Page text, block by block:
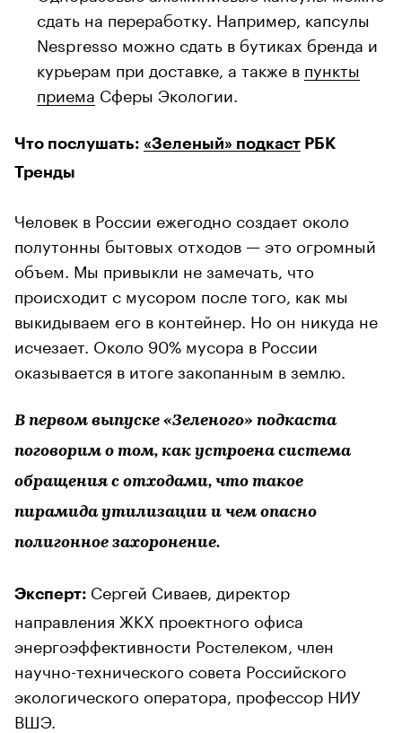
сдать на переработку. Например, капсулы
Nespresso можно сдать в бутиках бренда и
курьерам при доставке, а также в пункты
приема Сферы Экологии.
Что послушать: «Зеленый» подкаст РБК
Тренды
Человек в России ежегодно создает около
полутонны бытовых отходов — это огромный
объем. Мы привыкли не замечать, что
происходит с мусором после того, как мы
выкидываем его в контейнер. Но он никуда не
исчезает. Около 90% мусора в России
оказывается в итоге закопанным в землю.
В первом выпуске «Зеленого» подкаста
поговорим о том, как устроена система
обращения с отходами, что такое
пирамида утилизации и чем опасно
полигонное захоронение.
Эксперт: Сергей Сиваев, директор
направления ЖКХ проектного офиса
энергоэффективности Ростелеком, член
научно-технического совета Российского
экологического оператора, профессор НИУ
ВШЭ.